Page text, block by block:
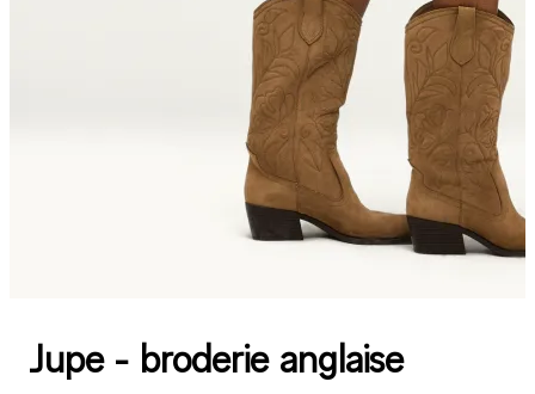
Jupe - broderie anglaise